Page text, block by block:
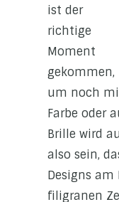
ist der
richtige
Moment
gekommen,
um noch
Farbe oder
Brille wird
also sein,
Designs am
filigranen